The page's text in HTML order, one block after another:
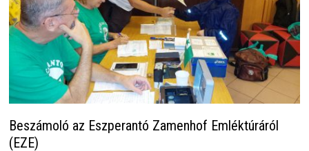
Beszámoló az Eszperantó Zamenhof Emléktúráról
(EZE)